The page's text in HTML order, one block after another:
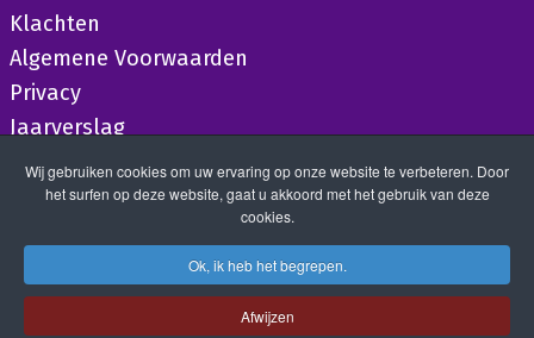
Klachten
Algemene Voorwaarden
Privacy
Jaarverslag
Wij gebruiken cookies om uw ervaring op onze website te verbeteren. Door
het surfen op deze website, gaat u akkoord met het gebruik van deze
cookies.
Ok, ik heb het begrepen.
Afwijzen